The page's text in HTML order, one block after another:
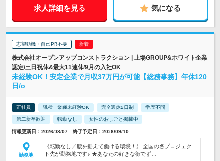
求人詳細を見る 気になる
志望動機・自己PR不要
株式会社オープンアップコンストラクション | 上場GROUP&ホワイト企業
認定/土日祝休&最大11連休/9月の入社OK
未経験OK！安定企業で月収37万円が可能【総務事務】年休120
日/o
正社員 職種・業種未経験OK 完全週休2日制 学歴不問
第二新卒歓迎 転勤なし 女性のおしごと掲載中
情報更新日：2026/08/07 終了予定日：2026/09/10
勤務地
《転勤なし／腰を据えて働ける環境！》 全国の各プロジェク
ト先が勤務地です♪ ★あなたの好きな街でず…